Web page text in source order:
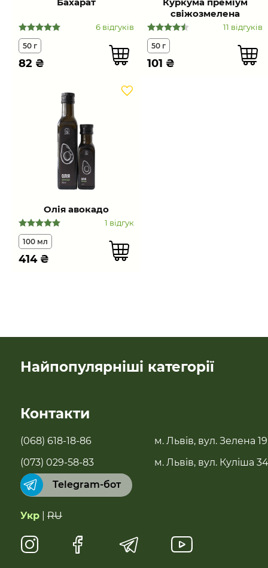
Бахарат
6 відгуків
50 г
82 ₴
Куркума преміум
свіжозмелена
11 відгуків
50 г
101 ₴
Олія авокадо
1 відгук
100 мл
414₴
Найпопулярніші категорії
Бестселери
Суперфуди та добавки
Напої
Натуральні солодощі
Контакти
(068) 618-18-86
(073) 029-58-83
Telegram-бот
м. Львів, вул. Зелена 19
м. Львів, вул. Куліша 34
Укр RU